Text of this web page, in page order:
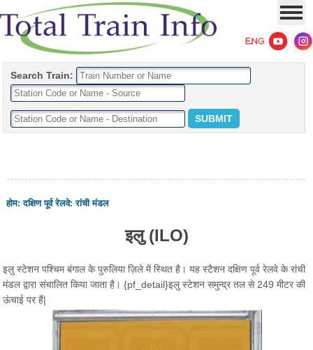
Search Train:
होम:दक्षिण पूर्व रेलवे:रांची मंडल
इलु (ILO)
इलु स्टेशन पश्चिम बंगाल के पुरुलिया ज़िले में स्थित है। यह स्टैशन दक्षिण पूर्व रेलवे के रांची
मंडल द्वारा संचालित किया जाता है। {pf_detail}इलु स्टेशन समुन्द्र तल से 249 मीटर की
ऊंचाई पर हैं|